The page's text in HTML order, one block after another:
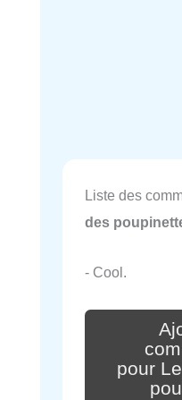
Liste des
des
- Cool.
pour